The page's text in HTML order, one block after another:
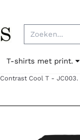
Zoeken
T-shirts met print.
Contrast Cool T - JC003.